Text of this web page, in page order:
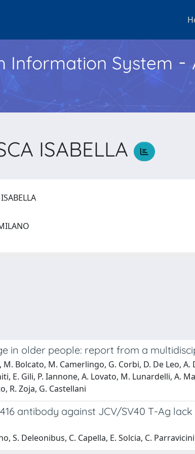
Information System -
ISABELLA
in older people: report from a
Bolcato, M. Camerlingo, G. Corbi, D. De Leo, A.
E. Gili, P. Iannone, A. Lovato, M. Lunardelli, A.
R. Zoja, G. Castellani
antibody against JCV/SV40 T-Ag
S. Deleonibus, C. Capella, E. Solcia, C. Parravicini